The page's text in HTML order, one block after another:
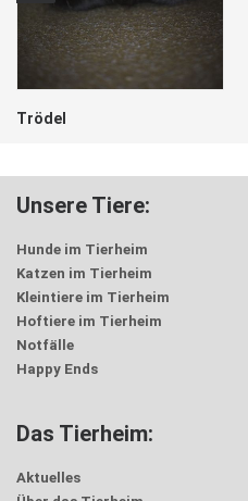
Trödel
Unsere Tiere:
Hunde im Tierheim
Katzen im Tierheim
Kleintiere im Tierheim
Hoftiere im Tierheim
Notfälle
Happy Ends
Das Tierheim:
Aktuelles